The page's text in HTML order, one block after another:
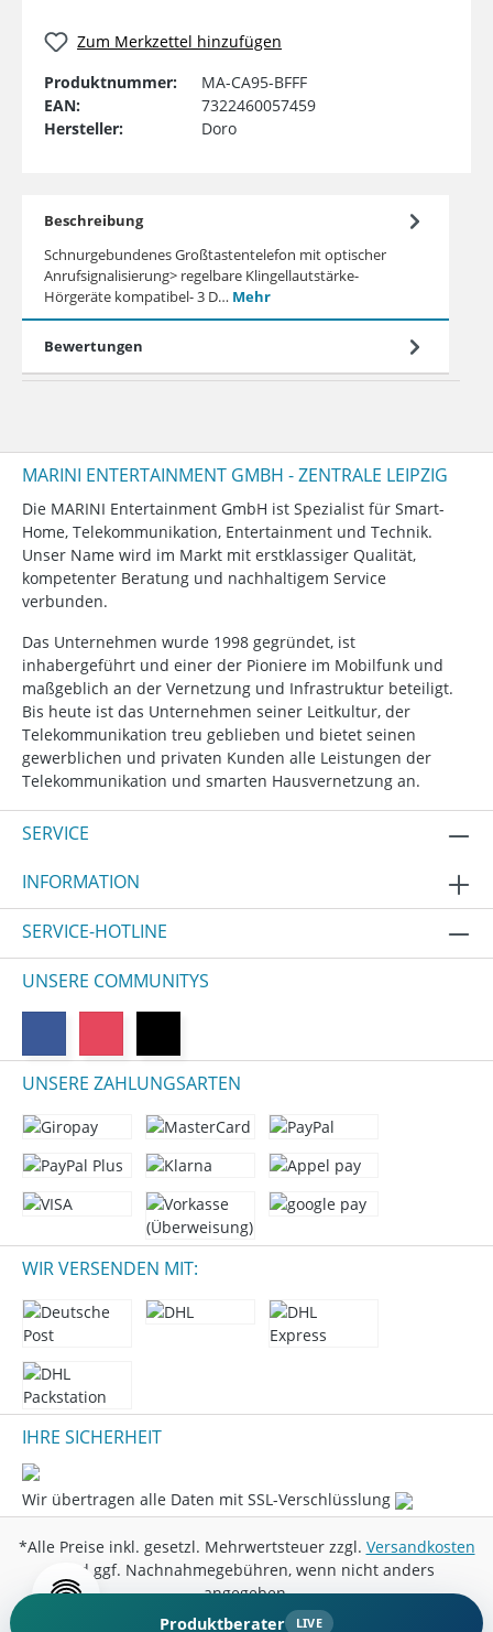
Zum Merkzettel hinzufügen
Produktnummer:
MA-CA95-BFFF
EAN:
7322460057459
Hersteller:
Doro
Beschreibung
Schnurgebundenes Großtastentelefon mit optischer
Anrufsignalisierung> regelbare Klingellautstärke-
Hörgeräte kompatibel- 3 D… Mehr
Bewertungen
MARINI ENTERTAINMENT GMBH - ZENTRALE LEIPZIG
Die MARINI Entertainment GmbH ist Spezialist für Smart-
Home, Telekommunikation, Entertainment und Technik.
Unser Name wird im Markt mit erstklassiger Qualität,
kompetenter Beratung und nachhaltigem Service
verbunden.
Das Unternehmen wurde 1998 gegründet, ist
inhabergeführt und einer der Pioniere im Mobilfunk und
maßgeblich an der Vernetzung und Infrastruktur beteiligt.
Bis heute ist das Unternehmen seiner Leitkultur, der
Telekommunikation treu geblieben und bietet seinen
gewerblichen und privaten Kunden alle Leistungen der
Telekommunikation und smarten Hausvernetzung an.
SERVICE
INFORMATION
SERVICE-HOTLINE
UNSERE COMMUNITYS
UNSERE ZAHLUNGSARTEN
WIR VERSENDEN MIT:
IHRE SICHERHEIT
Wir übertragen alle Daten mit SSL-Verschlüsslung
*Alle Preise inkl. gesetzl. Mehrwertsteuer zzgl. Versandkosten
und ggf. Nachnahmegebühren, wenn nicht anders
angegeben.
Produktberater LIVE